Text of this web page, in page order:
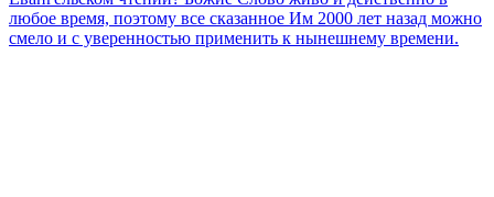
любое время, поэтому все сказанное Им 2000 лет назад можно
смело и с уверенностью применить к нынешнему времени.